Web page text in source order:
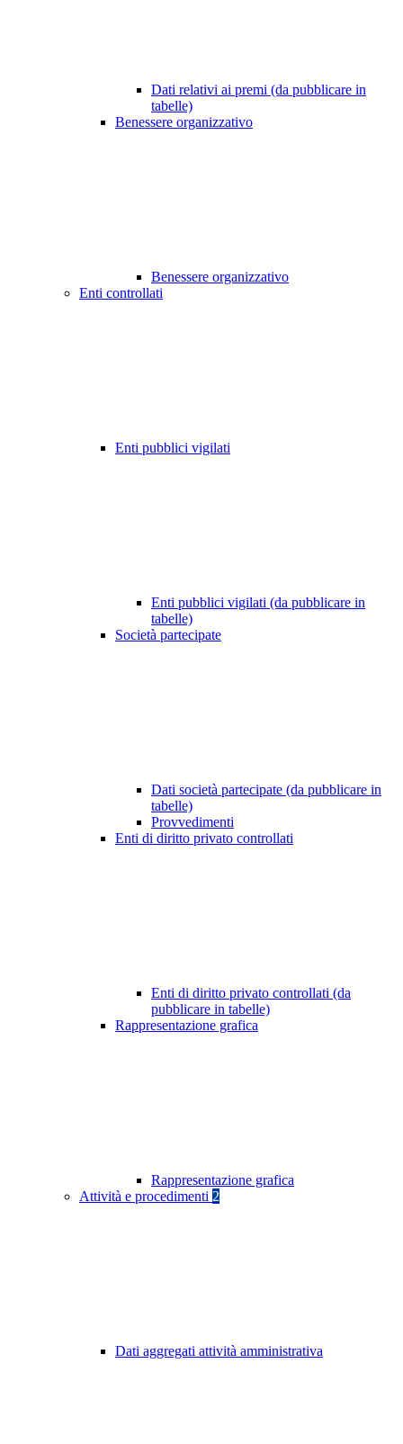
Dati relativi ai premi (da pubblicare in
tabelle)
Benessere organizzativo
Benessere organizzativo
Enti controllati
Enti pubblici vigilati
Enti pubblici vigilati (da pubblicare in
tabelle)
Società partecipate
Dati società partecipate (da pubblicare in
tabelle)
Provvedimenti
Enti di diritto privato controllati
Enti di diritto privato controllati (da
pubblicare in tabelle)
Rappresentazione grafica
Rappresentazione grafica
Attività e procedimenti 2
Dati aggregati attività amministrativa